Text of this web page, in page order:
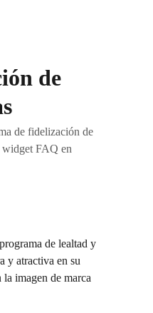
de
de fidelización de
widget FAQ en
de lealtad y
y atractiva en su
la imagen de marca